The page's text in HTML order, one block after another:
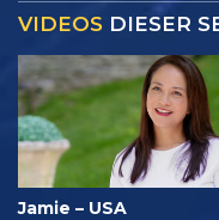
VIDEOS DIESER
Jamie – USA